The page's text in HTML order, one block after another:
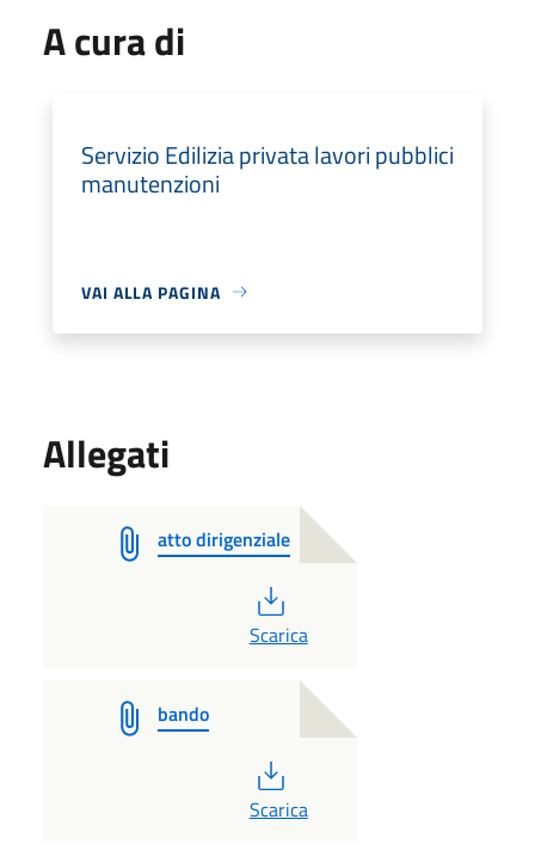
A cura di
Servizio Edilizia privata lavori pubblici
manutenzioni
VAI ALLA PAGINA
Allegati
atto dirigenziale
PDF
Scarica
bando
PDF
Scarica